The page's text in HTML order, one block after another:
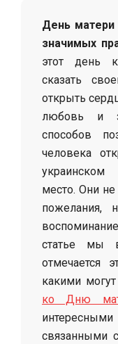
День
значимых
этот день
сказать
открыть
любовь и
способов
человека
место. Они
пожелания,
статье мы
отмечается
какими
ко Дню
связанными